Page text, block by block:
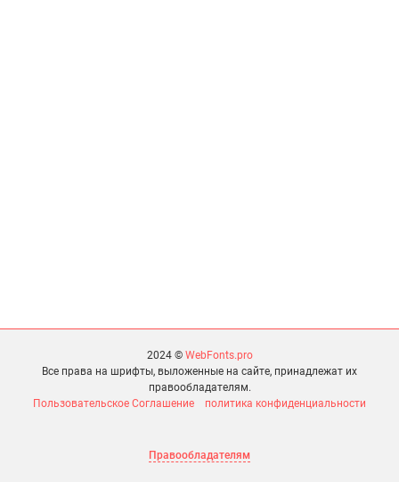
2024 © WebFonts.pro
Все права на шрифты, выложенные на сайте, принадлежат их
правообладателям.
Пользовательское Соглашение
политика конфиденциальности
Правообладателям